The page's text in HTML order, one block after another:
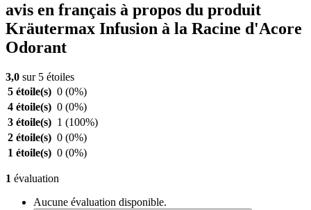
avis en français à propos du produit
Kräutermax Infusion à la Racine d'Acore
Odorant
3,0 sur 5 étoiles
5 étoile(s) 0 (0%)
4 étoile(s) 0 (0%)
3 étoile(s) 1 (100%)
2 étoile(s) 0 (0%)
1 étoile(s) 0 (0%)
1 évaluation
Aucune évaluation disponible.